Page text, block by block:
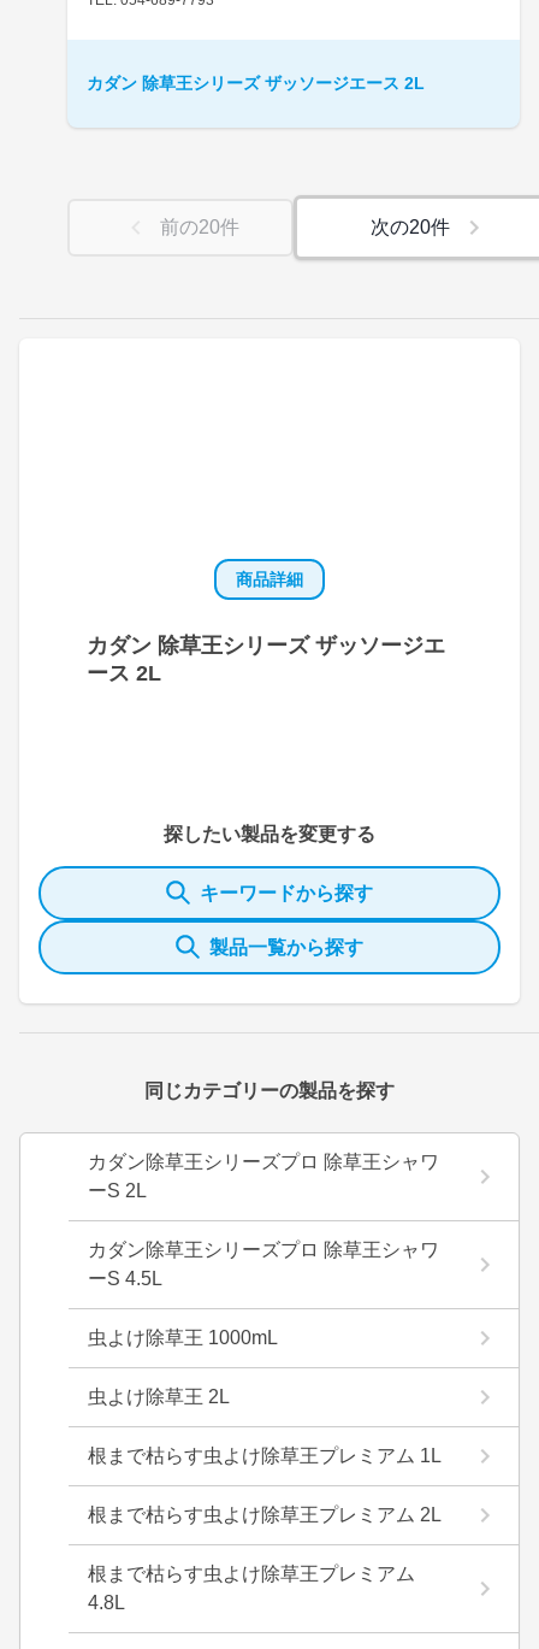
商品詳細
カダン 除草王シリーズ ザッソージエ
ース 2L
探したい製品を変更する
キーワードから探す
製品一覧から探す
同じカテゴリーの製品を探す
カダン除草王シリーズプロ 除草王シャワ
ーS 2L
カダン除草王シリーズプロ 除草王シャワ
ーS 4.5L
虫よけ除草王 1000mL
虫よけ除草王 2L
根まで枯らす虫よけ除草王プレミアム 1L
根まで枯らす虫よけ除草王プレミアム 2L
根まで枯らす虫よけ除草王プレミアム
4.8L
カダン 除草王シリーズ ザッソージエース 2L
前の20件 次の20件